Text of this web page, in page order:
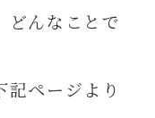
どんなことで
記ページより